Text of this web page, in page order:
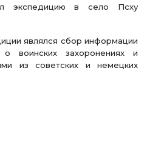
экспедицию в село Псху
являлся сбор информации
воинских захоронениях и
из советских и немецких